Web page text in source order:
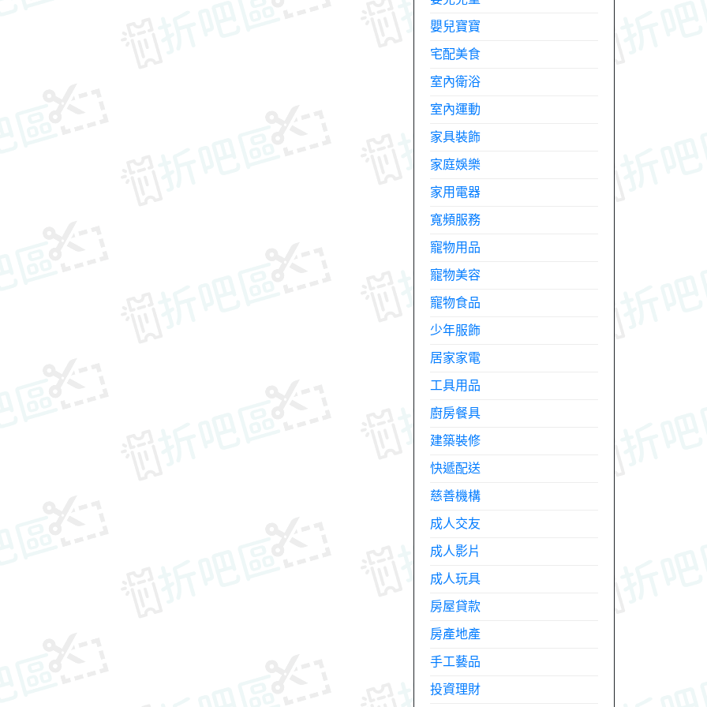
嬰兒寶寶
宅配美食
室內衛浴
室內運動
家具裝飾
家庭娛樂
家用電器
寬頻服務
寵物用品
寵物美容
寵物食品
少年服飾
居家家電
工具用品
廚房餐具
建築裝修
快遞配送
慈善機構
成人交友
成人影片
成人玩具
房屋貸款
房產地產
手工藝品
投資理財